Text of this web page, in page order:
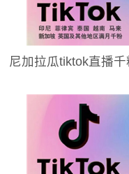
尼加拉瓜tiktok直播千